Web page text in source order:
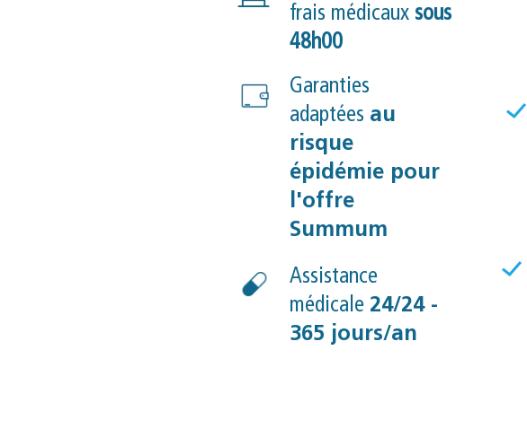
frais médicaux sous
48h00
Garanties
adaptées au
risque
épidémie pour
l'offre
Summum
Assistance
médicale 24/24 -
365 jours/an